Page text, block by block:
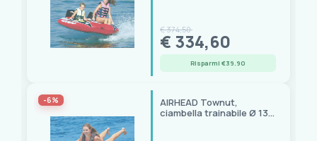
€ 374,50
€ 334,60
Risparmi €39.90
-6%
AIRHEAD Townut,
ciambella trainabile Ø 138